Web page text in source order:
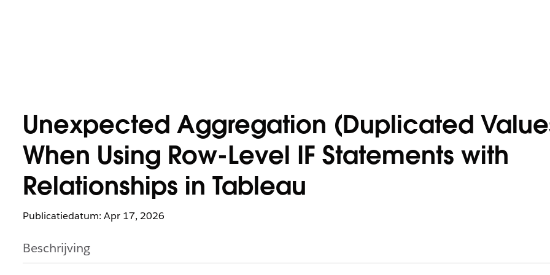
Unexpected Aggregation (Duplicated
When Using Row-Level IF Statements with
Relationships in Tableau
Publicatiedatum: Apr 17, 2026
Beschrijving